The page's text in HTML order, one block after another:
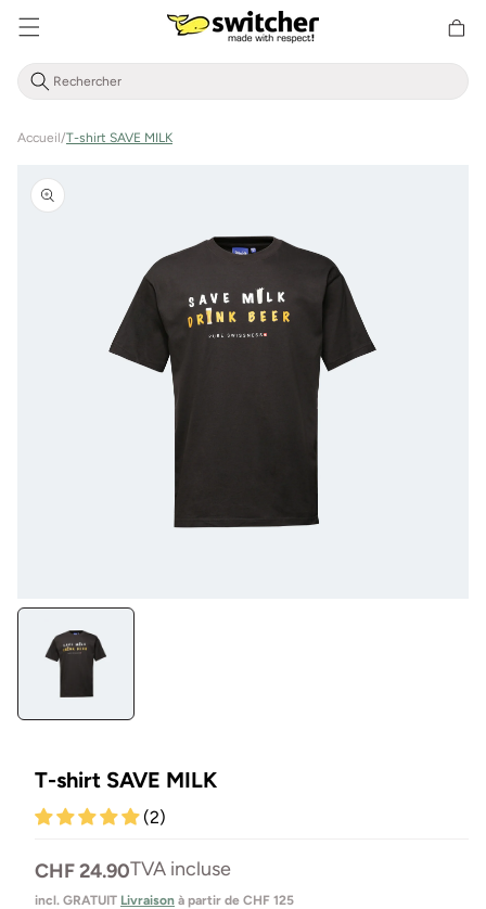
directement
d'achat
Accueil/T-shirt SAVE MILK
Produktinformationen
springen
Ouvrir
média
T-shirt SAVE MILK
(2)
Prix
normal
CHF 24.90TVA incluse
incl. GRATUIT Livraison à partir de CHF 125